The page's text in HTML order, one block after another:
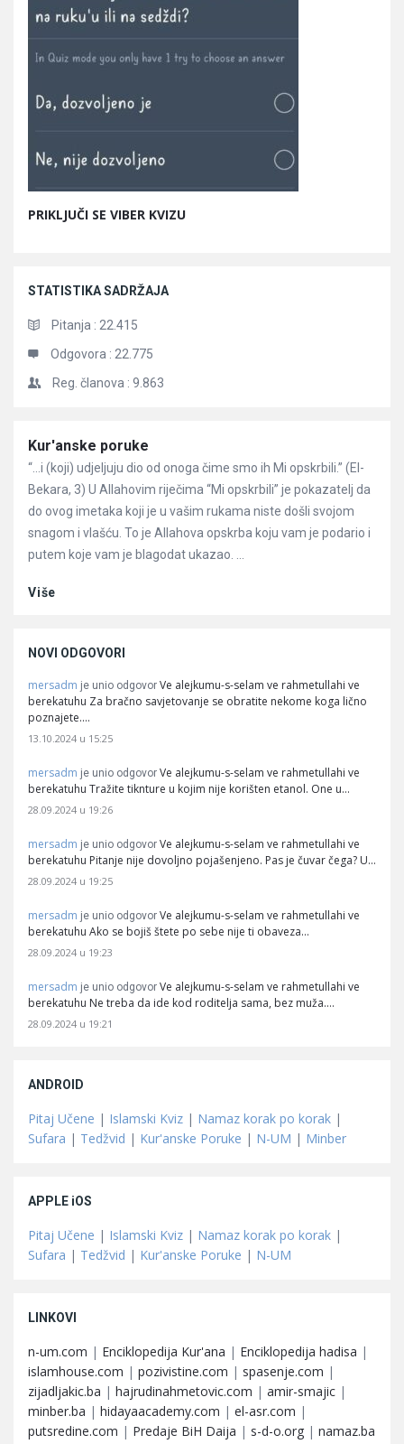
PRIKLJUČI SE VIBER KVIZU
STATISTIKA SADRŽAJA
Pitanja : 22.415
Odgovora : 22.775
Reg. članova : 9.863
Članci
Kur'anske poruke
“…i (koji) udjeljuju dio od onoga čime smo ih Mi opskrbili.” (El-
Bekara, 3) U Allahovim riječima “Mi opskrbili” je pokazatelj da
do ovog imetaka koji je u vašim rukama niste došli svojom
snagom i vlašću. To je Allahova opskrba koju vam je podario i
putem koje vam je blagodat ukazao. ...
Više
NOVI ODGOVORI
mersadm je unio odgovor Ve alejkumu-s-selam ve rahmetullahi ve
berekatuhu Za bračno savjetovanje se obratite nekome koga lično
poznajete.…
13.10.2024 u 15:25
mersadm je unio odgovor Ve alejkumu-s-selam ve rahmetullahi ve
berekatuhu Tražite tiknture u kojim nije korišten etanol. One u…
28.09.2024 u 19:26
mersadm je unio odgovor Ve alejkumu-s-selam ve rahmetullahi ve
berekatuhu Pitanje nije dovoljno pojašenjeno. Pas je čuvar čega? U…
28.09.2024 u 19:25
mersadm je unio odgovor Ve alejkumu-s-selam ve rahmetullahi ve
berekatuhu Ako se bojiš štete po sebe nije ti obaveza…
28.09.2024 u 19:23
mersadm je unio odgovor Ve alejkumu-s-selam ve rahmetullahi ve
berekatuhu Ne treba da ide kod roditelja sama, bez muža.…
28.09.2024 u 19:21
ANDROID
Pitaj Učene | Islamski Kviz | Namaz korak po korak |
Sufara | Tedžvid | Kur'anske Poruke | N-UM | Minber
APPLE iOS
Pitaj Učene | Islamski Kviz | Namaz korak po korak |
Sufara | Tedžvid | Kur'anske Poruke | N-UM
LINKOVI
n-um.com | Enciklopedija Kur'ana | Enciklopedija hadisa |
islamhouse.com | pozivistine.com | spasenje.com |
zijadljakic.ba | hajrudinahmetovic.com | amir-smajic |
minber.ba | hidayaacademy.com | el-asr.com |
putsredine.com | Predaje BiH Daija | s-d-o.org | namaz.ba